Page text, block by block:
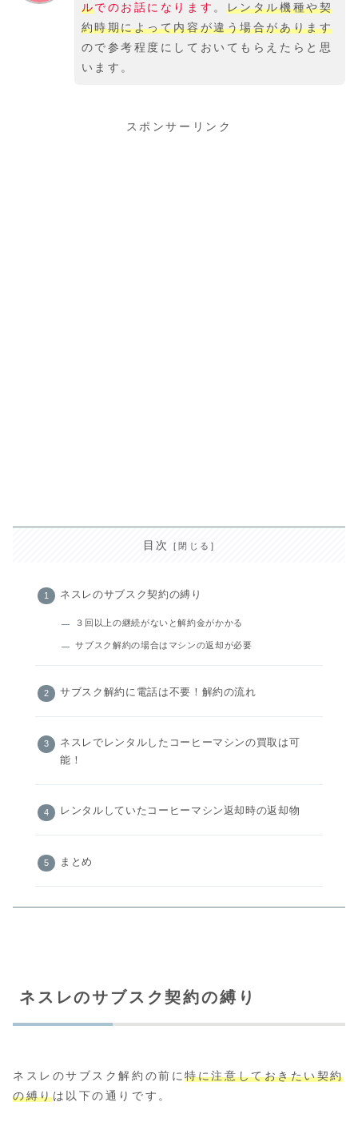
ルでのお話になります 。 レンタル機種や契
約時期によって内容が違う場合があります
ので参考程度にしておいてもらえたらと思
います。
スポンサーリンク
目次
ネスレのサブスク契約の縛り
３回以上の継続がないと解約金がかかる
サブスク解約の場合はマシンの返却が必要
サブスク解約に電話は不要！解約の流れ
ネスレでレンタルしたコーヒーマシンの買取は可
能！
レンタルしていたコーヒーマシン返却時の返却物
まとめ
ネスレのサブスク契約の縛り
ネスレのサブスク解約の前に特に注意しておきたい契約
の縛りは以下の通りです。